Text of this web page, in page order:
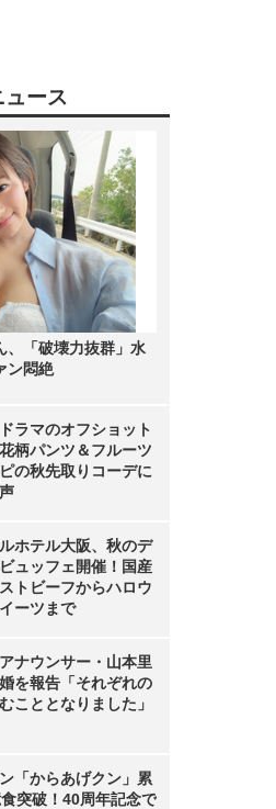
ース
、「破壊力抜群」水
ン悶絶
ラマのオフショット
柄パンツ＆フルーツ
の秋先取りコーデに
ホテル大阪、秋のデ
ュッフェ開催！国産
トビーフからハロウ
ーツまで
ナウンサー・山本里
を報告「それぞれの
こととなりました」
「からあげクン」累
突破！40周年記念で